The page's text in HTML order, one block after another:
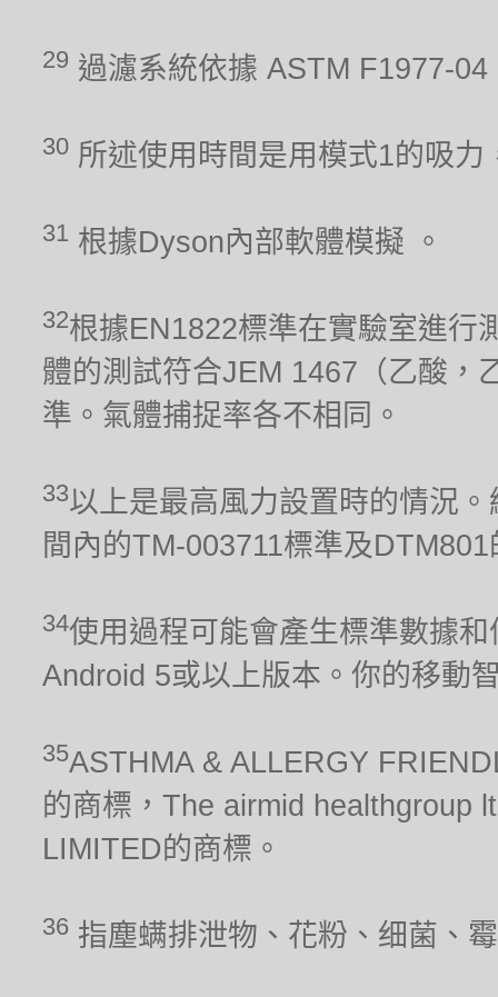
29 過濾系統依據 ASTM F1977-
30 所述使用時間是用模式1的吸
31 根據Dyson內部軟體模擬 。
32根據EN1822標準在實驗室進行
體的測試符合JEM 1467（乙酸，
準。氣體捕捉率各不相同。
33以上是最高風力設置時的情況
間內的TM-003711標準及
34使用過程可能會產生標準數據
Android 5或以上版本。你的移動
35ASTHMA & ALLERGY
的商標，The airmid healthgroup
LIMITED的商標。
36 指塵螨排泄物、花粉、细菌、